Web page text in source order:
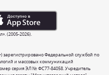
зарегистрировано Федеральной службой по
и массовых коммуникаций
серия ЭЛ № ФС77-84058. Учредитель
(2005-2026).